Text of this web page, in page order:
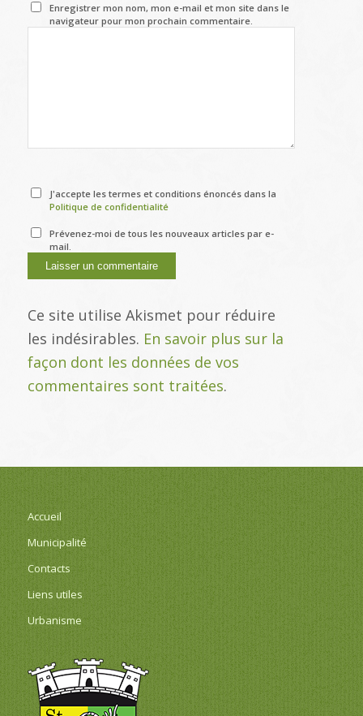
Enregistrer mon nom, mon e-mail et mon site dans le
navigateur pour mon prochain commentaire.
J'accepte les termes et conditions énoncés dans la
Politique de confidentialité
Prévenez-moi de tous les nouveaux articles par e-
mail.
Ce site utilise Akismet pour réduire
les indésirables. En savoir plus sur la
façon dont les données de vos
commentaires sont traitées.
Accueil
Municipalité
Contacts
Liens utiles
Urbanisme